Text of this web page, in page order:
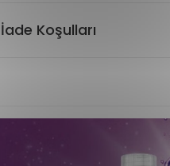
İade Koşulları